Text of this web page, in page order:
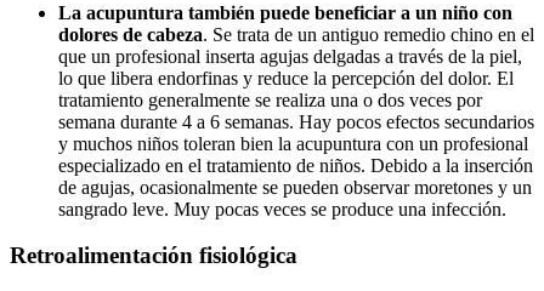
La acupuntura también puede beneficiar a un niño con
dolores de cabeza. Se trata de un antiguo remedio chino en el
que un profesional inserta agujas delgadas a través de la piel,
lo que libera endorfinas y reduce la percepción del dolor. El
tratamiento generalmente se realiza una o dos veces por
semana durante 4 a 6 semanas. Hay pocos efectos secundarios
y muchos niños toleran bien la acupuntura con un profesional
especializado en el tratamiento de niños. Debido a la inserción
de agujas, ocasionalmente se pueden observar moretones y un
sangrado leve. Muy pocas veces se produce una infección.
Retroalimentación fisiológica